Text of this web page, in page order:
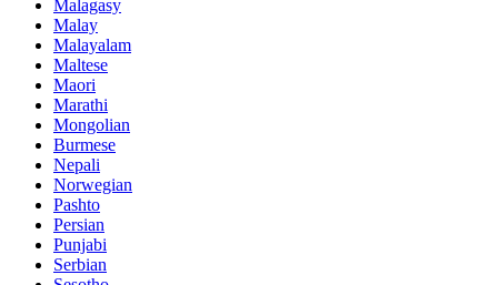
Malagasy
Malay
Malayalam
Maltese
Maori
Marathi
Mongolian
Burmese
Nepali
Norwegian
Pashto
Persian
Punjabi
Serbian